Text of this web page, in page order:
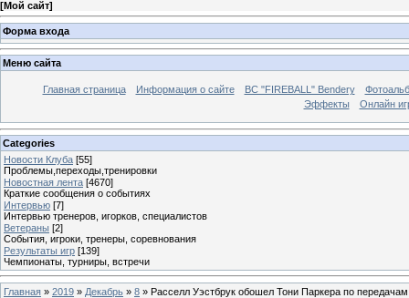
[Мой сайт]
Форма входа
Меню сайта
Главная страница Информация о сайте BC "FIREBALL" Bendery
Эффекты
Онлайн
Categories
Новости Клуба [55]
Проблемы,переходы,тренировки
Новостная лента [4670]
Краткие сообщения о событиях
Интервью [7]
Интервью тренеров, игорков, специалистов
Ветераны [2]
События, игроки, тренеры, соревнования
Результаты игр [139]
Чемпионаты, турниры, встречи
Главная » 2019 » Декабрь » 8 » Расселл Уэстбрук обошел Тони Паркера по передачам